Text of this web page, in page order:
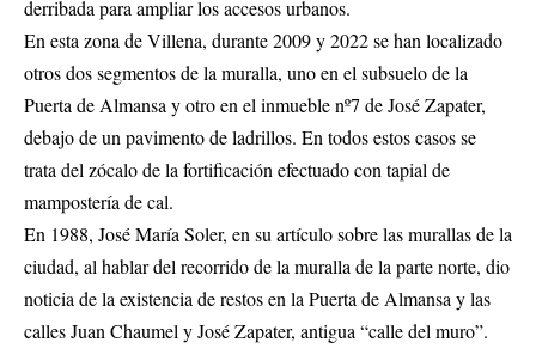
derribada para ampliar los accesos urbanos.
En esta zona de Villena, durante 2009 y 2022 se han localizado
otros dos segmentos de la muralla, uno en el subsuelo de la
Puerta de Almansa y otro en el inmueble nº7 de José Zapater,
debajo de un pavimento de ladrillos. En todos estos casos se
trata del zócalo de la fortificación efectuado con tapial de
mampostería de cal.
En 1988, José María Soler, en su artículo sobre las murallas de la
ciudad, al hablar del recorrido de la muralla de la parte norte, dio
noticia de la existencia de restos en la Puerta de Almansa y las
calles Juan Chaumel y José Zapater, antigua “calle del muro”.